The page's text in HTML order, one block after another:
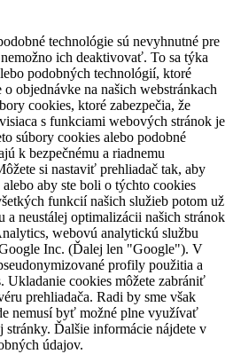
technológie sú nevyhnutné pre
ich deaktivovať. To sa týka
podobných technológií, ktoré
objednávke na našich webstránkach
cookies, ktoré zabezpečia, že
s funkciami webových stránok je
súbory cookies alebo podobné
k bezpečnému a riadnemu
si nastaviť prehliadač tak, aby
aby ste boli o týchto cookies
funkcií našich služieb potom už
a neustálej optimalizácii našich stránok
webovú analytickú službu
Inc. (Ďalej len "Google"). V
profily použitia a
Ukladanie cookies môžete zabrániť
prehliadača. Radi by sme však
nemusí byť možné plne využívať
Ďalšie informácie nájdete v
údajov.